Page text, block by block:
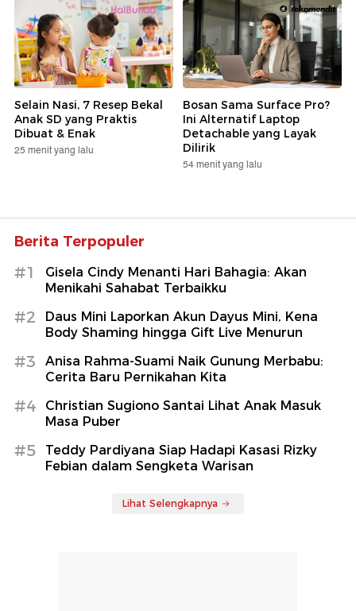
Selain Nasi, 7 Resep Bekal
Anak SD yang Praktis
Dibuat & Enak
25 menit yang lalu
Bosan Sama Surface Pro?
Ini Alternatif Laptop
Detachable yang Layak
Dilirik
54 menit yang lalu
Berita Terpopuler
#1
Gisela Cindy Menanti Hari Bahagia: Akan
Menikahi Sahabat Terbaikku
#2
Daus Mini Laporkan Akun Dayus Mini, Kena
Body Shaming hingga Gift Live Menurun
#3
Anisa Rahma-Suami Naik Gunung Merbabu:
Cerita Baru Pernikahan Kita
#4
Christian Sugiono Santai Lihat Anak Masuk
Masa Puber
#5
Teddy Pardiyana Siap Hadapi Kasasi Rizky
Febian dalam Sengketa Warisan
Lihat Selengkapnya